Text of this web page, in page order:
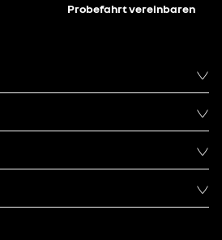
Probefahrt vereinbaren